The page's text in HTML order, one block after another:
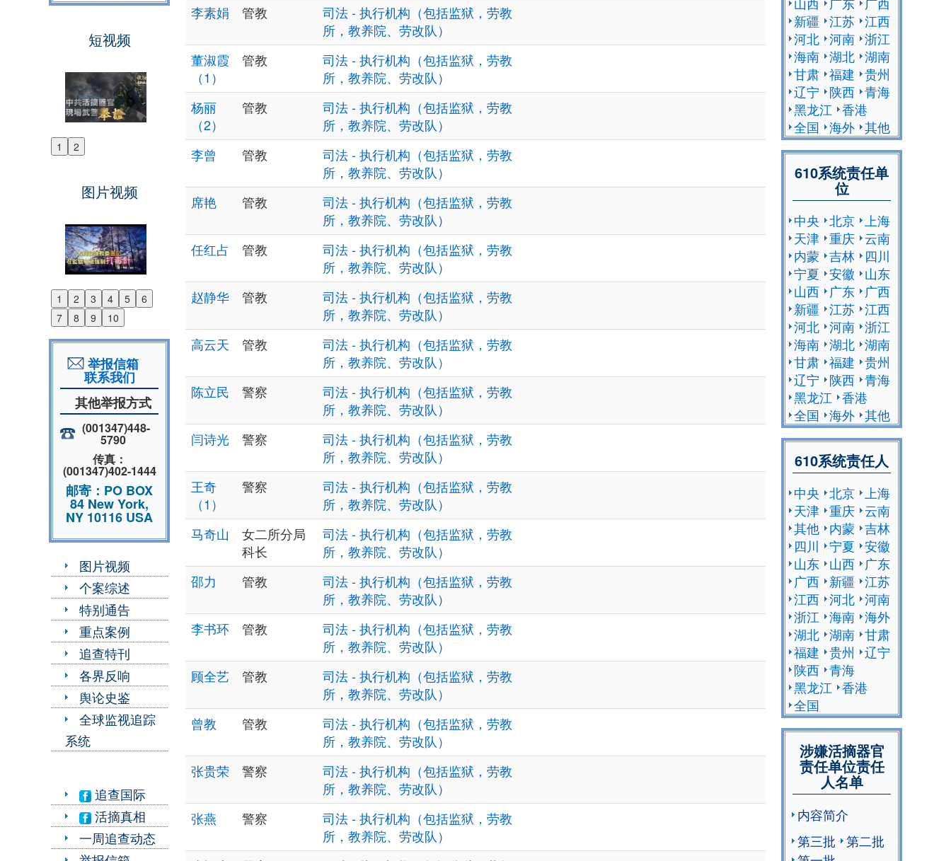
短视频
1 2
Previous
图片视频
1 2 3 4 5
6
7
8 9 10
Previous
Next
举报信箱
联系我们
其他举报方式
(001347)448-
5790
传真：
(001347)402-1444
邮寄：PO BOX
84 New York,
NY 10116 USA
图片视频
个案综述
特别通告
重点案例
追查特刊
各界反响
舆论史鉴
全球监视追踪
系统
追查国际
活摘真相
一周追查动态
李素娟
管教
司法 - 执行机构（包括监狱，劳教
所，教养院、劳改队）
董淑霞
（1）
管教
司法 - 执行机构（包括监狱，劳教
所，教养院、劳改队）
杨丽
（2）
管教
司法 - 执行机构（包括监狱，劳教
所，教养院、劳改队）
李曾
管教
司法 - 执行机构（包括监狱，劳教
所，教养院、劳改队）
席艳
管教
司法 - 执行机构（包括监狱，劳教
所，教养院、劳改队）
任红占
管教
司法 - 执行机构（包括监狱，劳教
所，教养院、劳改队）
赵静华
管教
司法 - 执行机构（包括监狱，劳教
所，教养院、劳改队）
高云天
管教
司法 - 执行机构（包括监狱，劳教
所，教养院、劳改队）
陈立民
警察
司法 - 执行机构（包括监狱，劳教
所，教养院、劳改队）
闫诗光
警察
司法 - 执行机构（包括监狱，劳教
所，教养院、劳改队）
王奇
（1）
警察
司法 - 执行机构（包括监狱，劳教
所，教养院、劳改队）
马奇山
女二所分局
科长
司法 - 执行机构（包括监狱，劳教
所，教养院、劳改队）
邵力
管教
司法 - 执行机构（包括监狱，劳教
所，教养院、劳改队）
李书环
管教
司法 - 执行机构（包括监狱，劳教
所，教养院、劳改队）
顾全艺
管教
司法 - 执行机构（包括监狱，劳教
所，教养院、劳改队）
曾教
管教
司法 - 执行机构（包括监狱，劳教
所，教养院、劳改队）
张贵荣
警察
司法 - 执行机构（包括监狱，劳教
所，教养院、劳改队）
张燕
警察
司法 - 执行机构（包括监狱，劳教
所，教养院、劳改队）
新疆 江苏 江西
河北 河南 浙江
海南 湖北 湖南
甘肃 福建 贵州
辽宁
陕西 青海
黑龙江 香港
全国 海外 其他
610系统责任单
位
中央 北京
上海
天津 重庆 云南
内蒙 吉林
四川
宁夏 安徽
山东
山西
广东
广西
新疆 江苏 江西
河北 河南 浙江
海南 湖北 湖南
甘肃 福建 贵州
辽宁
陕西 青海
黑龙江 香港
全国 海外 其他
610系统责任人
中央 北京
上海
天津 重庆 云南
其他 内蒙 吉林
四川
宁夏 安徽
山东 山西
广东
广西 新疆 江苏
江西 河北 河南
浙江 海南 海外
湖北 湖南 甘肃
福建 贵州
辽宁
陕西 青海
黑龙江 香港
全国
涉嫌活摘器官
责任单位责任
人名单
内容简介
第三批
第二批